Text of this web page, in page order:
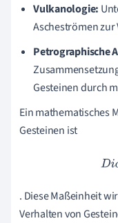
Vulkanologie:
Ascheströmen
Petrographische
Gesteinen durch
Ein mathematisches
Gesteinen ist
Dic
. Diese Maßeinheit
Verhalten von